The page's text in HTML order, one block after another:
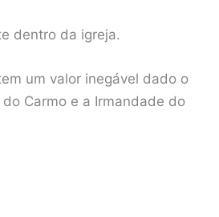
dentro da igreja.
um valor inegável dado o
Carmo e a Irmandade do